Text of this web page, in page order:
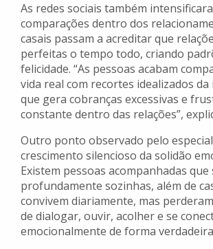
As redes sociais também
comparações dentro dos
casais passam a acreditar que
perfeitas o tempo todo, criando
felicidade. “As pessoas acabam
vida real com recortes idealizados
que gera cobranças excessivas e
constante dentro das relações”,
Outro ponto observado pelo
crescimento silencioso da solidão
Existem pessoas acompanhadas que
profundamente sozinhas, além de
convivem diariamente, mas
de dialogar, ouvir, acolher e se
emocionalmente de forma